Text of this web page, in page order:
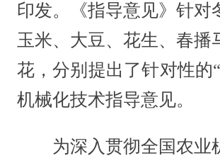
印发。《指导意见》针对
玉米、大豆、花生、春播
花，分别提出了针对性的
机械化技术指导意见。
为深入贯彻全国农业